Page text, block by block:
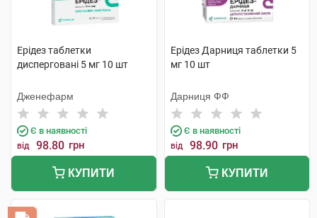
Ерідез таблетки
дисперговані 5 мг 10 шт
Дженефарм
Є в наявності
від 98.80 грн
КУПИТИ
Ерідез Дарниця таблетки 5
мг 10 шт
Дарниця ФФ
Є в наявності
від 98.90 грн
КУПИТИ